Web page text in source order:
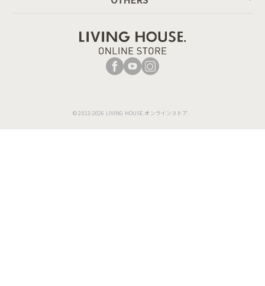
© 2013-2026 LIVING HOUSE.オンラインストア.